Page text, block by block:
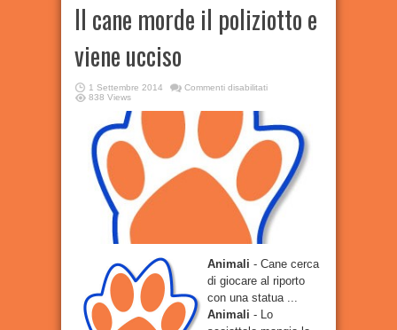
Il cane morde il poliziotto e
viene ucciso
1 Settembre 2014 Commenti disabilitatisu
il
poliziotto
viene
ucciso
838 Views
Animali - Cane cerca
di giocare al riporto
con una statua ...
Animali - Lo